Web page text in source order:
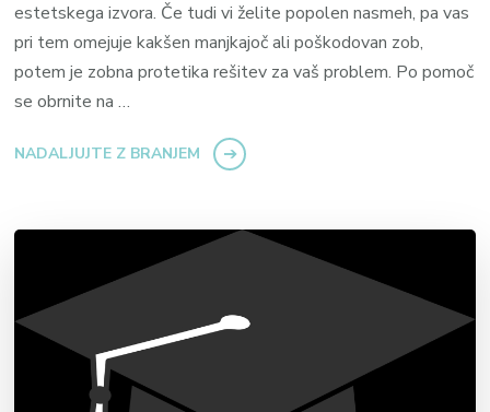
estetskega izvora. Če tudi vi želite popolen nasmeh, pa vas
pri tem omejuje kakšen manjkajoč ali poškodovan zob,
potem je zobna protetika rešitev za vaš problem. Po pomoč
se obrnite na …
NADALJUJTE Z BRANJEM